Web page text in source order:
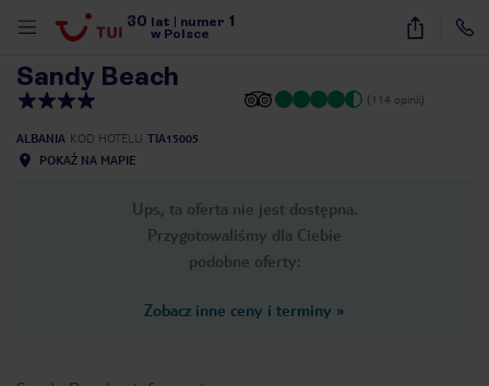
30 lat numer 1
w Polsce
19
Sandy Beach
(114 opinii)
ALBANIA KOD HOTELU TIA15005
POKAŻ NA MAPIE
Ups, ta oferta nie jest dostępna.
Przygotowaliśmy dla Ciebie
podobne oferty:
Zobacz inne ceny i terminy »